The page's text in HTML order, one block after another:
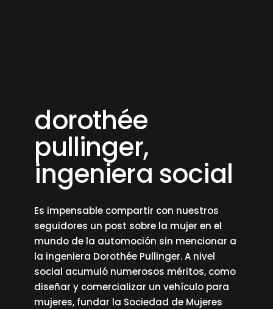
dorothée
pullinger,
ingeniera social
Es impensable compartir con nuestros
seguidores un post sobre la mujer en el
mundo de la automoción sin mencionar a
la ingeniera Dorothée Pullinger. A nivel
social acumuló numerosos méritos, como
diseñar y comercializar un vehículo para
mujeres, fundar la Sociedad de Mujeres